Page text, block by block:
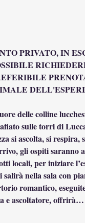
PRIVATO, IN
delle colline
sulle torri di
si ascolta, si respira,
gli ospiti saranno
locali, per iniziare
salirà nella sala con
romantico,
e ascoltatore, offrirà…